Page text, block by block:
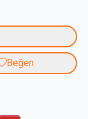
Beğen